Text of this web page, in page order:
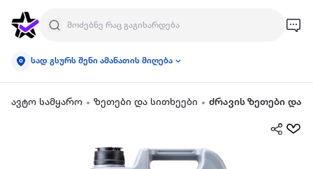
სად გსურს შენი ამანათის მიღება
ავტო სამყარო ზეთები და სითხეები ძრავის ზეთები და